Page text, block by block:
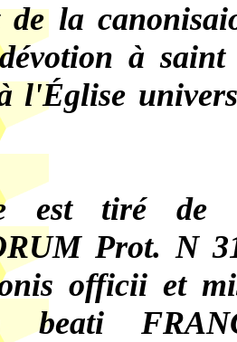
la
à
l'Église
est tiré de
Prot. N
officii et
beati